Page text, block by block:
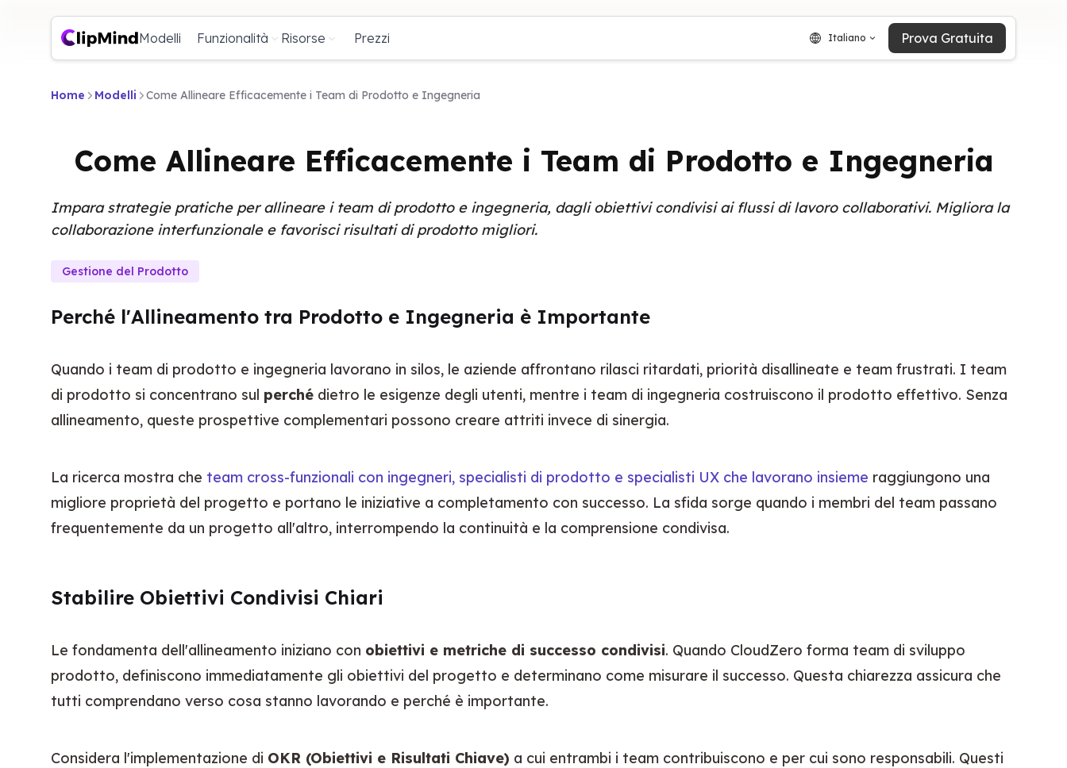
Modelli Funzionalità Risorse Prezzi Italiano Prova Gratuita
Home Modelli Come Allineare Efficacemente i Team di Prodotto e Ingegneria
Come Allineare Efficacemente i Team di Prodotto e Ingegneria
Impara strategie pratiche per allineare i team di prodotto e ingegneria, dagli obiettivi condivisi ai flussi di lavoro collaborativi. Migliora la
collaborazione interfunzionale e favorisci risultati di prodotto migliori.
Gestione del Prodotto
Perché l'Allineamento tra Prodotto e Ingegneria è Importante
Quando i team di prodotto e ingegneria lavorano in silos, le aziende affrontano rilasci ritardati, priorità disallineate e team frustrati. I team
di prodotto si concentrano sul perché dietro le esigenze degli utenti, mentre i team di ingegneria costruiscono il prodotto effettivo. Senza
allineamento, queste prospettive complementari possono creare attriti invece di sinergia.
La ricerca mostra che team cross-funzionali con ingegneri, specialisti di prodotto e specialisti UX che lavorano insieme raggiungono una
migliore proprietà del progetto e portano le iniziative a completamento con successo. La sfida sorge quando i membri del team passano
frequentemente da un progetto all'altro, interrompendo la continuità e la comprensione condivisa.
Stabilire Obiettivi Condivisi Chiari
Le fondamenta dell'allineamento iniziano con obiettivi e metriche di successo condivisi. Quando CloudZero forma team di sviluppo
prodotto, definiscono immediatamente gli obiettivi del progetto e determinano come misurare il successo. Questa chiarezza assicura che
tutti comprendano verso cosa stanno lavorando e perché è importante.
Considera l'implementazione di OKR (Obiettivi e Risultati Chiave) a cui entrambi i team contribuiscono e per cui sono responsabili. Questi